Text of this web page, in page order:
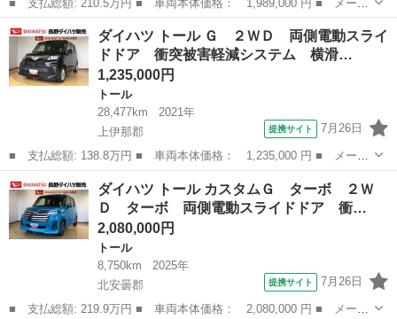
■ 支払総額: 210.5万円 ■ 車両本体価格： 1,989,000 円 ■ メーカ
ー名： ダイハツ ■ 車種名： トール ■ グレード名： Ｇ ４Ｗ
Ｄ 両側電動スライドドア 衝突被害軽減システム 横滑り防止機
能 オート...
長野 松本市 トール
ダイハツ トール Ｇ ２ＷＤ 両側電動スライ
ドドア 衝突被害軽減システム 横滑…
1,235,000円
トール
28,477km
2021年
上伊那郡
提携サイト 7月26日
■ 支払総額: 138.8万円 ■ 車両本体価格： 1,235,000 円 ■ メーカ
ー名： ダイハツ ■ 車種名： トール ■ グレード名： Ｇ ２Ｗ
Ｄ 両側電動スライドドア 衝突被害軽減システム 横滑り防止機
能 オート...
長野 上伊那郡 トール
ダイハツ トール カスタムＧ ターボ ２Ｗ
Ｄ ターボ 両側電動スライドドア 衝…
2,080,000円
トール
8,750km
2025年
北安曇郡
提携サイト 7月26日
■ 支払総額: 219.9万円 ■ 車両本体価格： 2,080,000 円 ■ メーカ